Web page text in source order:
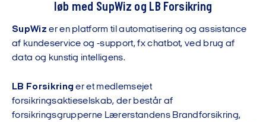
løb med SupWiz og LB Forsikring
SupWiz er en platform til automatisering og assistance
af kundeservice og -support, fx chatbot, ved brug af
data og kunstig intelligens.
LB Forsikring er et medlemsejet
forsikringsaktieselskab, der består af
forsikringsgrupperne Lærerstandens Brandforsikring,